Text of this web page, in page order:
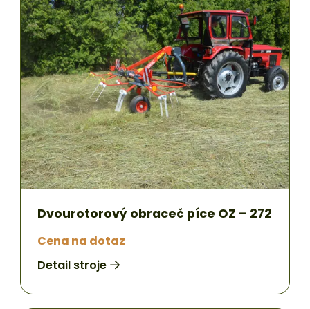
Dvourotorový obraceč píce OZ – 272
Cena na dotaz
Detail stroje